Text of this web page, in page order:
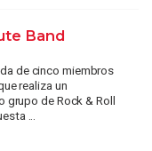
Band
de cinco miembros
realiza un
grupo de Rock & Roll
...